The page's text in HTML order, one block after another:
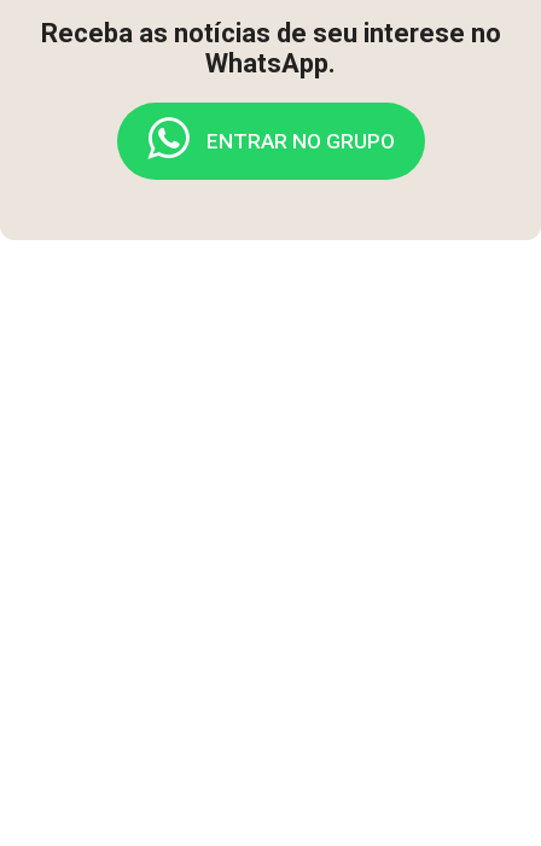
Receba as notícias de seu interese no
WhatsApp.
ENTRAR NO GRUPO